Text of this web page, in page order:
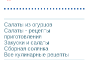
Салаты из огурцов
Салаты - рецепты
приготовления
Закуски и салаты
Сборная солянка
Все кулинарные рецепты